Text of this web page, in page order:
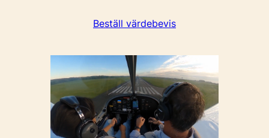
Beställ värdebevis